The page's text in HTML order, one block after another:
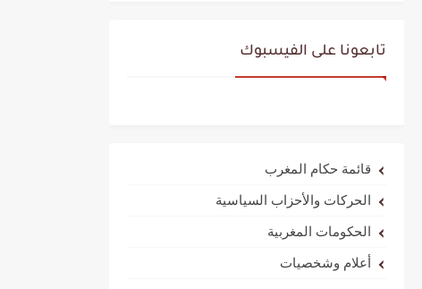
تابعونا على الفيسبوك
قائمة حكام المغرب
الحركات والأحزاب السياسية
الحكومات المغربية
أعلام وشخصيات